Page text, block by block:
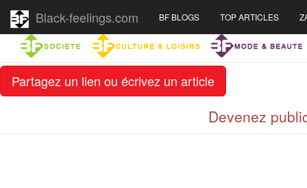
Partagez un lien ou écrivez un article
Black-feelings.com BF BLOGS TOP ARTICLES
Devenez